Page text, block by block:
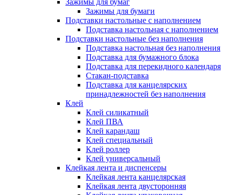
Зажимы для бумаг
Зажимы для бумаги
Подставки настольные с наполнением
Подставка настольная с наполнением
Подставки настольные без наполнения
Подставка настольная без наполнения
Подставка для бумажного блока
Подставка для перекидного календаря
Стакан-подставка
Подставка для канцелярских
принадлежностей без наполнения
Клей
Клей силикатный
Клей ПВА
Клей карандаш
Клей специальный
Клей роллер
Клей универсальный
Клейкая лента и диспенсеры
Клейкая лента канцелярская
Клейкая лента двусторонняя